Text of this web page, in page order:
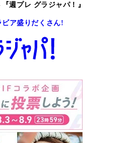
週プレ グラジャパ！』
ア盛りだくさん!